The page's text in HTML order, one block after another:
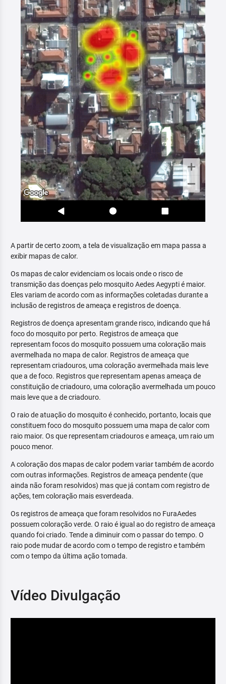
A partir de certo zoom, a tela de visualização em mapa passa a
exibir mapas de calor.
Os mapas de calor evidenciam os locais onde o risco de
transmição das doenças pelo mosquito Aedes Aegypti é maior.
Eles variam de acordo com as informações coletadas durante a
inclusão de registros de ameaça e registros de doença.
Registros de doença apresentam grande risco, indicando que há
foco do mosquito por perto. Registros de ameaça que
representam focos do mosquito possuem uma coloração mais
avermelhada no mapa de calor. Registros de ameaça que
representam criadouros, uma coloração avermelhada mais leve
que a de foco. Registros que representam apenas ameaça de
constituição de criadouro, uma coloração avermelhada um pouco
mais leve que a de criadouro.
O raio de atuação do mosquito é conhecido, portanto, locais que
constituem foco do mosquito possuem uma mapa de calor com
raio maior. Os que representam criadouros e ameaça, um raio um
pouco menor.
A coloração dos mapas de calor podem variar também de acordo
com outras informações. Registros de ameaça pendente (que
ainda não foram resolvidos) mas que já contam com registro de
ações, tem coloração mais esverdeada.
Os registros de ameaça que foram resolvidos no FuraAedes
possuem coloração verde. O raio é igual ao do registro de ameaça
quando foi criado. Tende a diminuir com o passar do tempo. O
raio pode mudar de acordo com o tempo de registro e também
com o tempo da última ação tomada.
Vídeo Divulgação